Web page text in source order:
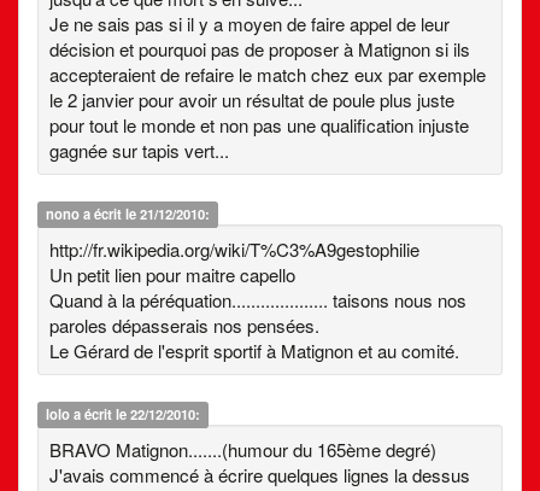
Je ne sais pas si il y a moyen de faire appel de leur
décision et pourquoi pas de proposer à Matignon si ils
accepteraient de refaire le match chez eux par exemple
le 2 janvier pour avoir un résultat de poule plus juste
pour tout le monde et non pas une qualification injuste
gagnée sur tapis vert...
nonoa écrit le 21/12/2010:
http://fr.wikipedia.org/wiki/T%C3%A9gestophilie
Un petit lien pour maitre capello
Quand à la péréquation.................... taisons nous nos
paroles dépasserais nos pensées.
Le Gérard de l'esprit sportif à Matignon et au comité.
loloa écrit le 22/12/2010:
BRAVO Matignon.......(humour du 165ème degré)
J'avais commencé à écrire quelques lignes la dessus